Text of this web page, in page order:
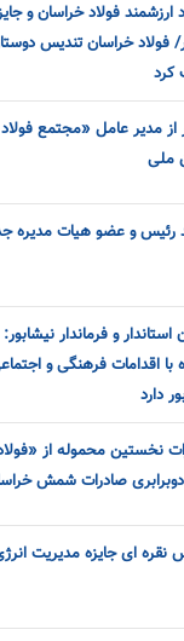
فولاد خراسان و
فولاد خراسان تندیس
از مدیر عامل «مجتمع
ملی
رئیس و عضو هیات مدیره
استاندار و فرماندار
با اقدامات فرهنگی و
دارد
نخستین محموله از
صادرات شمش
نقره ای جایزه مدیریت